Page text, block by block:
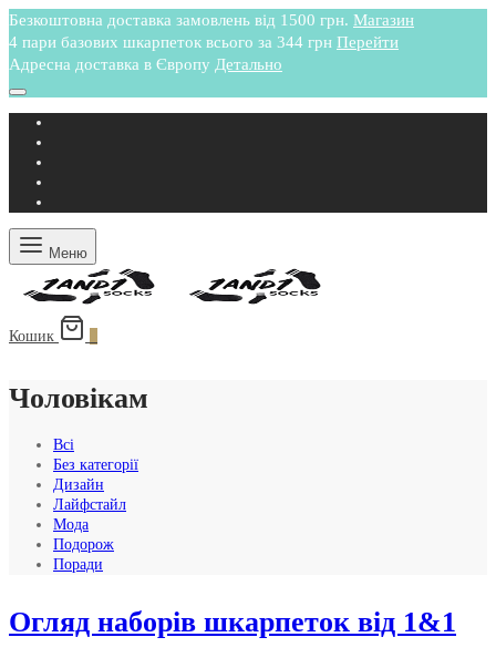
Безкоштовна доставка замовлень від 1500 грн. Магазин
4 пари базових шкарпеток всього за 344 грн Перейти
Адресна доставка в Європу Детально
Меню
Кошик
Чоловікам
Всі
Без категорії
Дизайн
Лайфстайл
Мода
Подорож
Поради
Огляд наборів шкарпеток від 1&1